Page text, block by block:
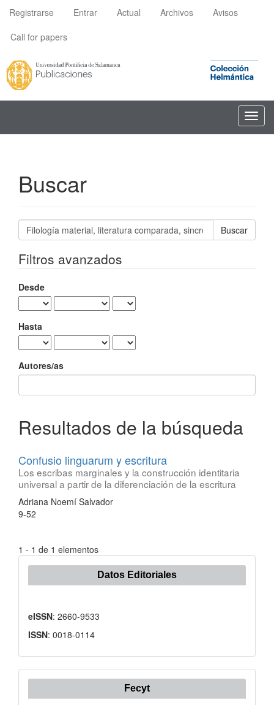
principal
principal
lateral
Registrarse Entrar Actual Archivos
Avisos
Call for papers
Buscar
Buscar
artículos
Filtros avanzados
Desde
Hasta
Autores/as
Resultados de la búsqueda
Confusio linguarum y escritura
Los escribas marginales y la construcción identitaria
universal a partir de la diferenciación de la escritura
Adriana Noemí Salvador
9-52
1 - 1 de 1 elementos
Datos Editoriales
eISSN: 2660-9533
ISSN: 0018-0114
Fecyt